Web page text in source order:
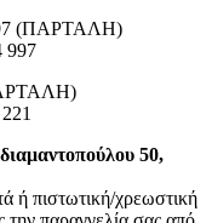
(ΠΑΡΤΑΛΗ)
997
50,
ή πιστωτική/χρεωστική